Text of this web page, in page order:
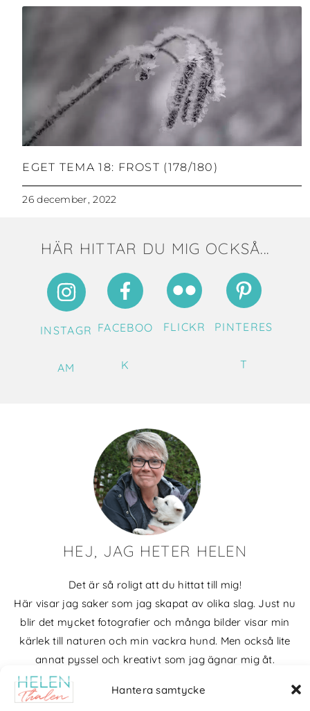
Hantera samtycke
EGET TEMA 18: FROST (178/180)
26 december, 2022
HÄR HITTAR DU MIG OCKSÅ...
INSTAGR
AM
FACEBOO
K
FLICKR PINTERES
T
HEJ, JAG HETER HELEN
Det är så roligt att du hittat till mig!
Här visar jag saker som jag skapat av olika slag. Just nu
blir det mycket fotografier och många bilder visar min
kärlek till naturen och min vackra hund. Men också lite
annat pyssel och kreativt som jag ägnar mig åt.
Bloggarkiv